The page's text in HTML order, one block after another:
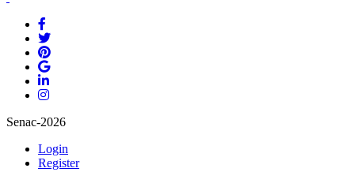
Senac-2026
Login
Register